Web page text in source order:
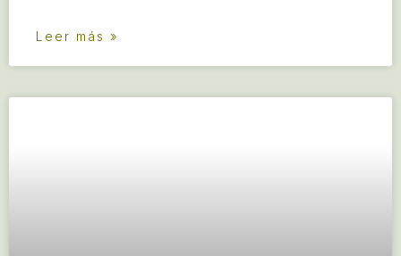
Leer más »